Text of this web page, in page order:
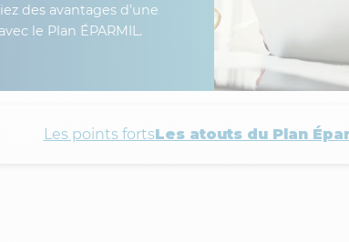
des avantages d’une
le Plan ÉPARMIL.
Les points fortsLes atouts du Plan